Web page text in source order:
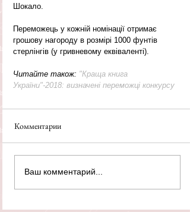
Шокало.
Переможець у кожній номінації отримає
грошову нагороду в розмірі 1000 фунтів
стерлінгів (у гривневому еквіваленті).
Читайте також: "Краща книга
України"-2018: визначені переможці конкурсу
Комментарии
Ваш комментарий...